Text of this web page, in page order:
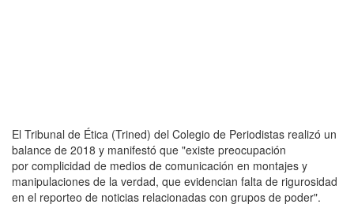
El Tribunal de Ética (Trined) del Colegio de Periodistas realizó un
balance de 2018 y manifestó que "existe preocupación
por complicidad de medios de comunicación en montajes y
manipulaciones de la verdad, que evidencian falta de rigurosidad
en el reporteo de noticias relacionadas con grupos de poder".